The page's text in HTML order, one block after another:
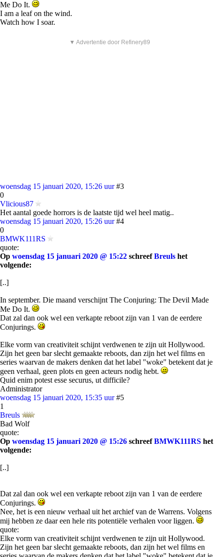
Me Do It.
I am a leaf on the wind.
Watch how I soar.
▼ Advertentie door Refinery89
woensdag 15 januari 2020, 15:26 uur #3
0
Vlicious87
Het aantal goede horrors is de laatste tijd wel heel matig..
woensdag 15 januari 2020, 15:26 uur #4
0
BMWK111RS
quote:
Op woensdag 15 januari 2020 @ 15:22 schreefBreuls het
volgende:
[..]
In september. Die maand verschijnt The Conjuring: The Devil Made
Me Do It.
Dat zal dan ook wel een verkapte reboot zijn van 1 van de eerdere
Conjurings.
Elke vorm van creativiteit schijnt verdwenen te zijn uit Hollywood.
Zijn het geen bar slecht gemaakte reboots, dan zijn het wel films en
series waarvan de makers denken dat het label "woke" betekent dat je
geen verhaal, geen plots en geen acteurs nodig hebt.
Quid enim potest esse securus, ut difficile?
Administrator
woensdag 15 januari 2020, 15:35 uur #5
1
Breuls
Bad Wolf
quote:
Op woensdag 15 januari 2020 @ 15:26 schreefBMWK111RS het
volgende:
[..]
Dat zal dan ook wel een verkapte reboot zijn van 1 van de eerdere
Conjurings.
Nee, het is een nieuw verhaal uit het archief van de Warrens. Volgens
mij hebben ze daar een hele rits potentiële verhalen voor liggen.
quote:
Elke vorm van creativiteit schijnt verdwenen te zijn uit Hollywood.
Zijn het geen bar slecht gemaakte reboots, dan zijn het wel films en